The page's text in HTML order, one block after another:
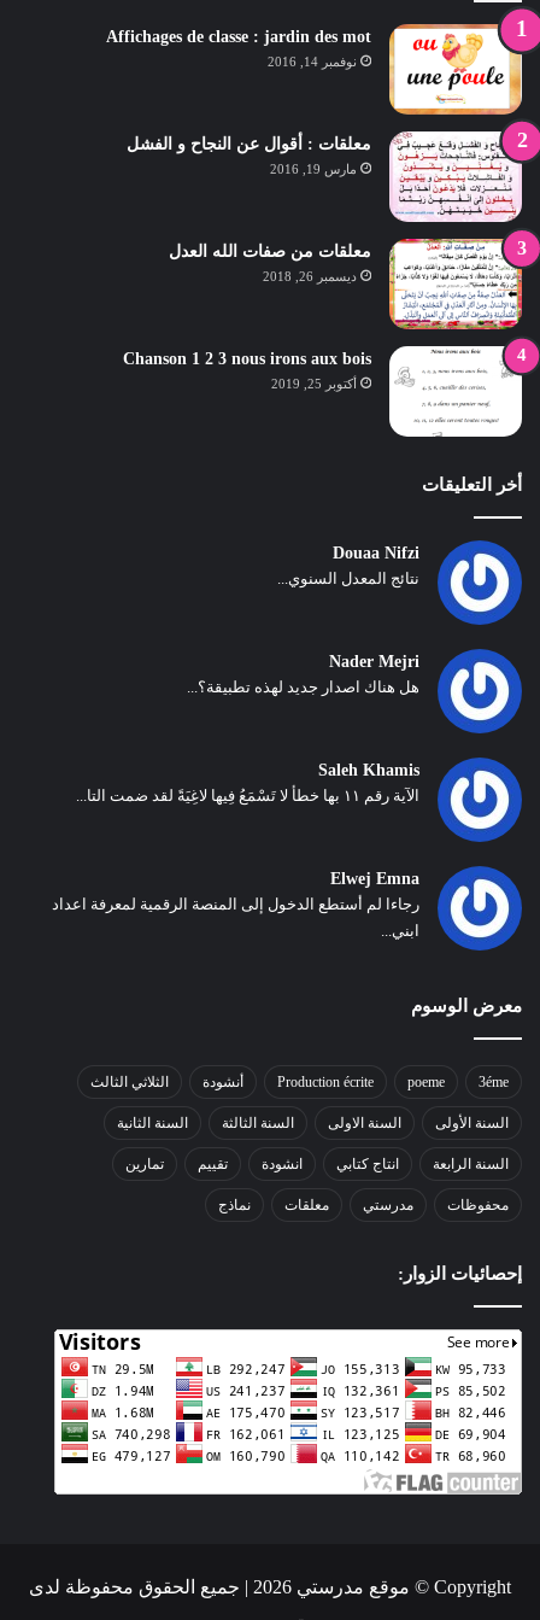
Affichages de classe : jardin des mot
نوفمبر 14, 2016
معلقات : أقوال عن النجاح و الفشل
مارس 19, 2016
معلقات من صفات الله العدل
ديسمبر 26, 2018
Chanson 1 2 3 nous irons aux bois
أكتوبر 25, 2019
أخر التعليقات
Douaa Nifzi
نتائج المعدل السنوي...
Nader Mejri
هل هناك اصدار جديد لهذه تطبيقة؟...
Saleh Khamis
الآية رقم ١١ بها خطأ لا تَسْمَعُ فِيها لاغِيَةً لقد ضمت التا...
Elwej Emna
رجاءا لم أستطع الدخول إلى المنصة الرقمية لمعرفة اعداد
ابني...
معرض الوسوم
3éme
poeme
Production écrite أنشودة الثلاثي الثالث
السنة الأولى السنة الاولى السنة الثالثة السنة الثانية
السنة الرابعة انتاج كتابي انشودة تقييم تمارين
محفوظات مدرستي معلقات نماذج
إحصائيات الزوار:
Copyright © موقع مدرستي 2026 | جميع الحقوق محفوظة لدى